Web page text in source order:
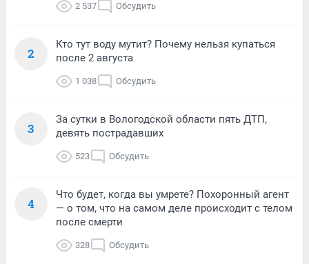
2 537 Обсудить
2
Кто тут воду мутит? Почему нельзя купаться
после 2 августа
1 038 Обсудить
3
За сутки в Вологодской области пять ДТП,
девять пострадавших
523 Обсудить
4
Что будет, когда вы умрете? Похоронный агент
— о том, что на самом деле происходит с телом
после смерти
328 Обсудить